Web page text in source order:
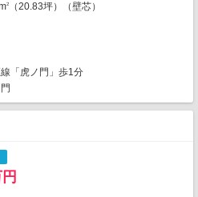
2 （20.83坪）（壁芯）
「虎ノ門」歩1分